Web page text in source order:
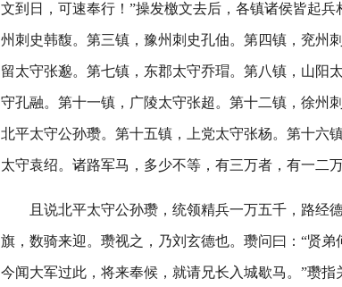
文到日，可速奉行！”操发檄文去后，各镇诸侯皆起
州刺史韩馥。第三镇，豫州刺史孔伷。第四镇，兖州
留太守张邈。第七镇，东郡太守乔瑁。第八镇，山阳
守孔融。第十一镇，广陵太守张超。第十二镇，徐州
北平太守公孙瓒。第十五镇，上党太守张杨。第十六
太守袁绍。诸路军马，多少不等，有三万者，有一二
且说北平太守公孙瓒，统领精兵一万五千，路经
旗，数骑来迎。瓒视之，乃刘玄德也。瓒问曰：“贤弟
今闻大军过此，将来奉候，就请兄长入城歇马。”瓒指